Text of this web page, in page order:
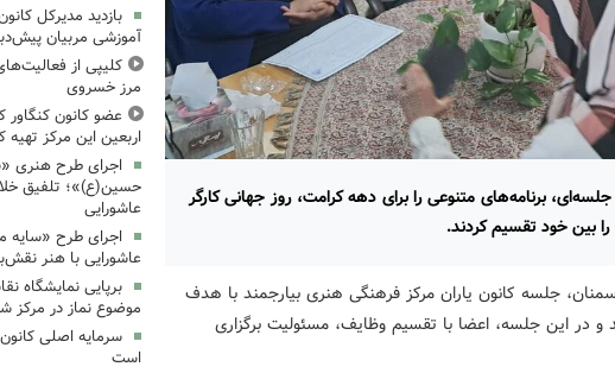
برنامه‌های متنوعی را برای دهه کرامت، روز جهانی کارگر
بین خود تقسیم کردند.
جلسه کانون یاران مرکز فرهنگی هنری بیارجمند با هدف
و در این جلسه، اعضا با تقسیم وظایف، مسئولیت برگزاری
بازدید مدیرکل
آموزشی مربیان
کلیپی از
مرز خسروی
عضو کانون کنگاور
اربعین این مرکز تهیه
اجرای طرح هنری
حسین(ع)»؛ تلفیق
عاشورایی
اجرای طرح «سایه
عاشورایی با هنر
برپایی نمایشگاه
موضوع نماز در مرکز
سرمایه اصلی
است